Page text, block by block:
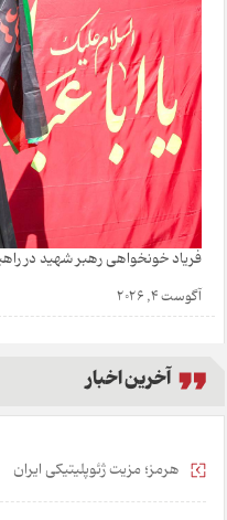
فریاد خونخواهی رهبر شهید در
آگوست 4, 2026
آخرین اخبار
هرمز؛ مزیت ژئوپلیتیکی ایران